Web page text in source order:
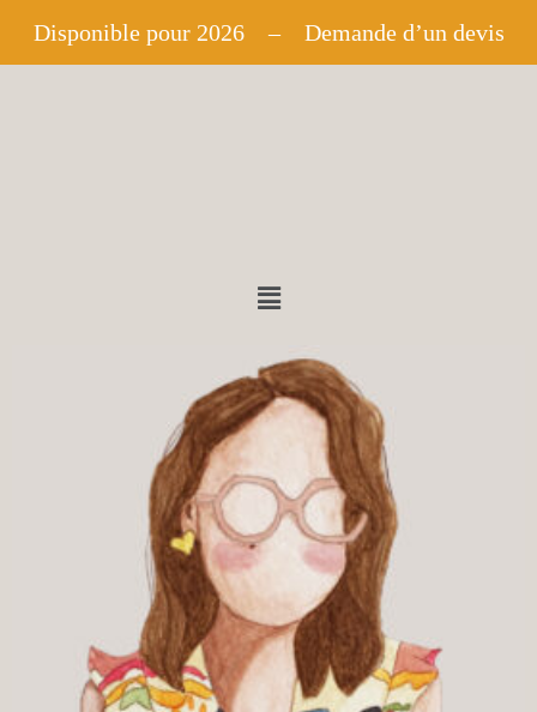
Disponible pour 2026 – Demande d’un devis